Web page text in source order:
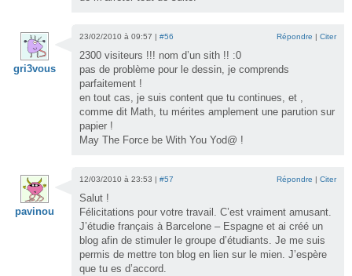
gri3vous
23/02/2010 à 09:57 | #56 Répondre | Citer
2300 visiteurs !!! nom d’un sith !! :0
pas de problème pour le dessin, je comprends
parfaitement !
en tout cas, je suis content que tu continues, et ,
comme dit Math, tu mérites amplement une parution sur
papier !
May The Force be With You Yod@ !
pavinou
12/03/2010 à 23:53 | #57 Répondre | Citer
Salut !
Félicitations pour votre travail. C’est vraiment amusant.
J’étudie français à Barcelone – Espagne et ai créé un
blog afin de stimuler le groupe d’étudiants. Je me suis
permis de mettre ton blog en lien sur le mien. J’espère
que tu es d’accord.